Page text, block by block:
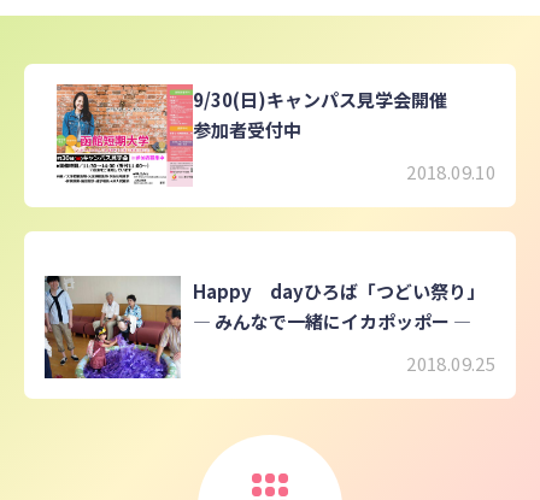
9/30(日)キャンパス見学会開催
参加者受付中
2018.09.10
Happy dayひろば「つどい祭り」
― みんなで一緒にイカポッポー ―
2018.09.25